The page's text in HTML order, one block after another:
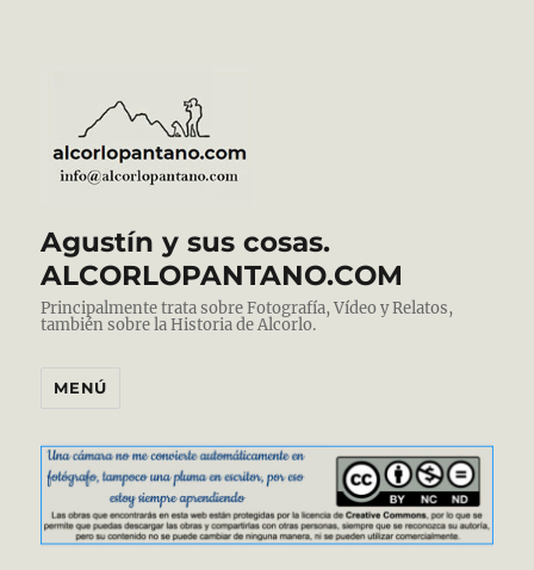
Agustín y sus cosas.
ALCORLOPANTANO.COM
Principalmente trata sobre Fotografía, Vídeo y Relatos,
también sobre la Historia de Alcorlo.
MENÚ